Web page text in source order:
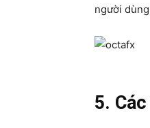
người
5.